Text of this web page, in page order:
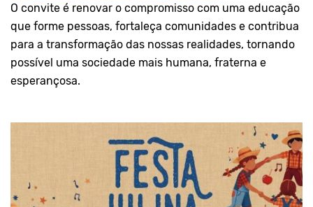
O convite é renovar o compromisso com uma educação
que forme pessoas, fortaleça comunidades e contribua
para a transformação das nossas realidades, tornando
possível uma sociedade mais humana, fraterna e
esperançosa.